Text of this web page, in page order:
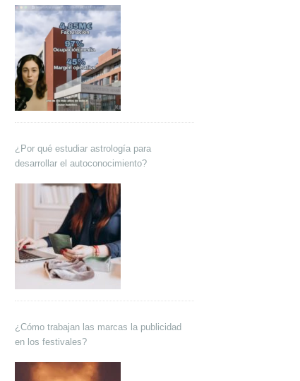
¿Por qué estudiar astrología para
desarrollar el autoconocimiento?
¿Cómo trabajan las marcas la publicidad
en los festivales?